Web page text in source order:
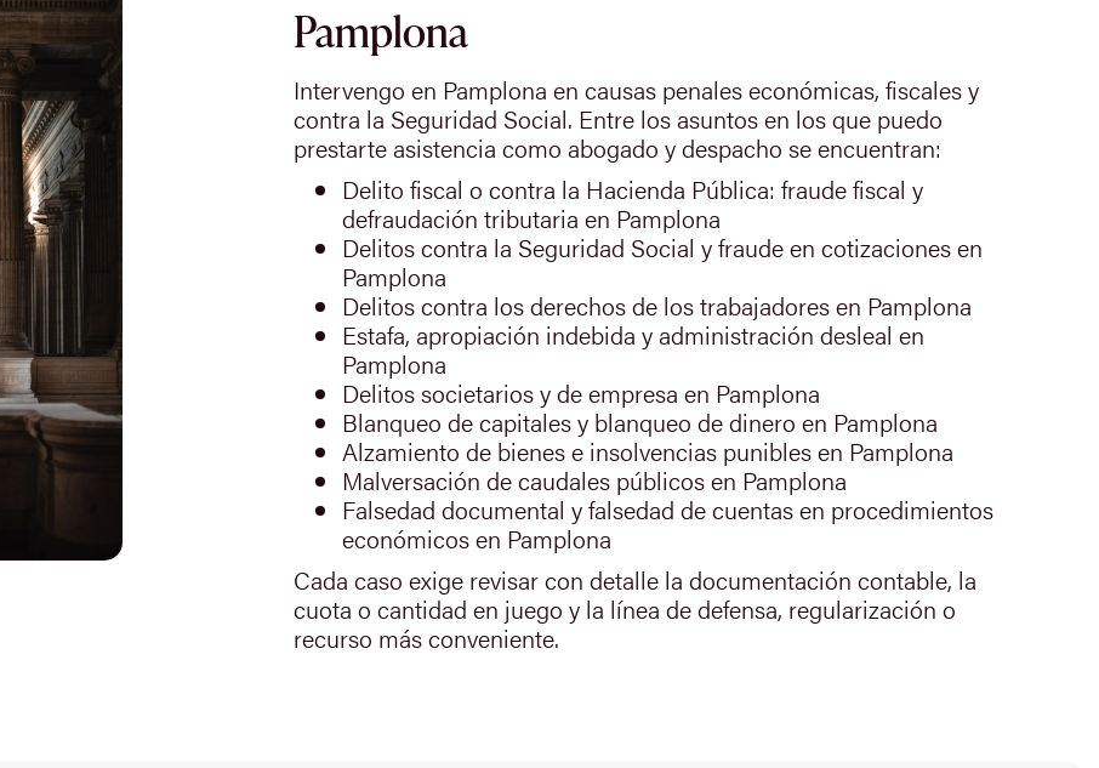
Pamplona
Intervengo en Pamplona en causas penales económicas, fiscales y
contra la Seguridad Social. Entre los asuntos en los que puedo
prestarte asistencia como abogado y despacho se encuentran:
Delito fiscal o contra la Hacienda Pública: fraude fiscal y
defraudación tributaria en Pamplona
Delitos contra la Seguridad Social y fraude en cotizaciones en
Pamplona
Delitos contra los derechos de los trabajadores en Pamplona
Estafa, apropiación indebida y administración desleal en
Pamplona
Delitos societarios y de empresa en Pamplona
Blanqueo de capitales y blanqueo de dinero en Pamplona
Alzamiento de bienes e insolvencias punibles en Pamplona
Malversación de caudales públicos en Pamplona
Falsedad documental y falsedad de cuentas en procedimientos
económicos en Pamplona
Cada caso exige revisar con detalle la documentación contable, la
cuota o cantidad en juego y la línea de defensa, regularización o
recurso más conveniente.